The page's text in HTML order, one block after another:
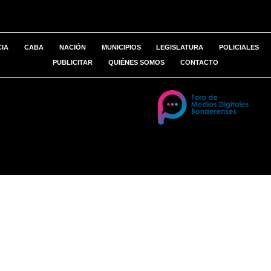
CABA NACIÓN MUNICIPIOS LEGISLATURA POLICIALES
PUBLICITAR QUIÉNES SOMOS CONTACTO